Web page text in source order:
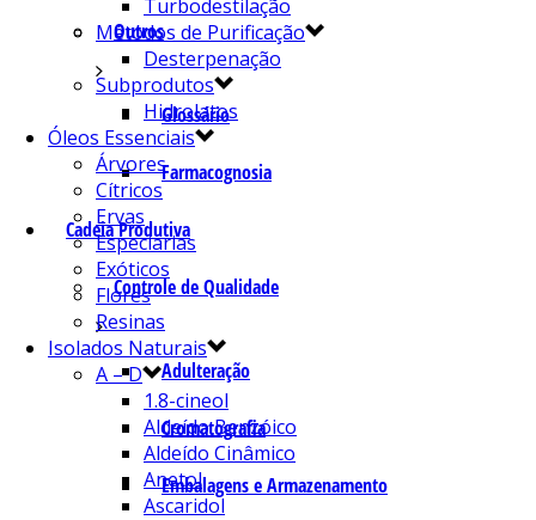
Outros
Glossário
Farmacognosia
Cadeia Produtiva
Controle de Qualidade
Adulteração
Cromatografia
Embalagens e Armazenamento
Turbodestilação
Métodos de Purificação
Desterpenação
Subprodutos
Hidrolatos
Óleos Essenciais
Árvores
Cítricos
Ervas
Especiarias
Exóticos
Flores
Resinas
Isolados Naturais
A – D
1.8-cineol
Aldeído Benzóico
Aldeído Cinâmico
Anetol
Ascaridol